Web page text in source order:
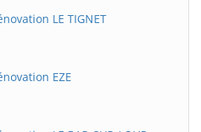
LE TIGNET
EZE